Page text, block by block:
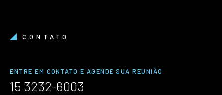
CONTATO
ENTRE EM CONTATO E AGENDE SUA REUNIÃO
15 3232-6003